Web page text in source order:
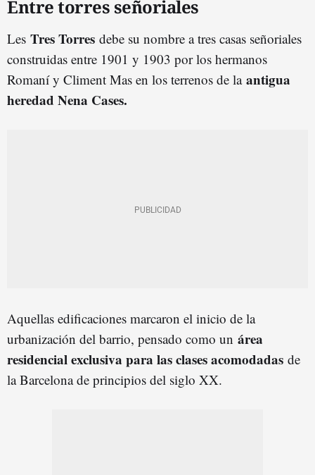
Entre torres señoriales
Les Tres Torres debe su nombre a tres casas señoriales
construidas entre 1901 y 1903 por los hermanos
Romaní y Climent Mas en los terrenos de la antigua
heredad Nena Cases.
Aquellas edificaciones marcaron el inicio de la
urbanización del barrio, pensado como un área
residencial exclusiva para las clases acomodadas de
la Barcelona de principios del siglo XX.